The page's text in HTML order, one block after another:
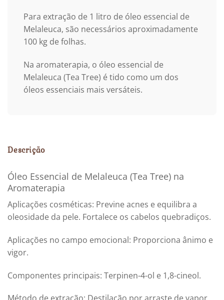
Para extração de 1 litro de óleo essencial de
Melaleuca, são necessários aproximadamente
100 kg de folhas.
Na aromaterapia, o óleo essencial de
Melaleuca (Tea Tree) é tido como um dos
óleos essenciais mais versáteis.
Descrição
Óleo Essencial de Melaleuca (Tea Tree) na
Aromaterapia
Aplicações cosméticas: Previne acnes e equilibra a
oleosidade da pele. Fortalece os cabelos quebradiços.
Aplicações no campo emocional: Proporciona ânimo e
vigor.
Componentes principais: Terpinen-4-ol e 1,8-cineol.